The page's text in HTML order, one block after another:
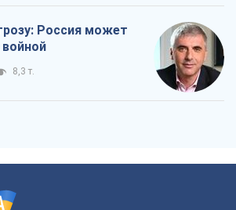
Россия может
8,3 т.